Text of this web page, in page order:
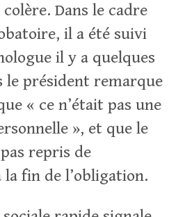
colère. Dans le cadre
il a été suivi
il y a quelques
le président remarque
« ce n’était pas une
», et que le
repris de
fin de l’obligation.